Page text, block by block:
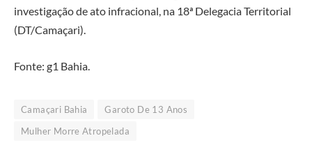
investigação de ato infracional, na 18ª Delegacia Territorial
(DT/Camaçari).
Fonte: g1 Bahia.
Camaçari Bahia
Garoto De 13 Anos
Mulher Morre Atropelada